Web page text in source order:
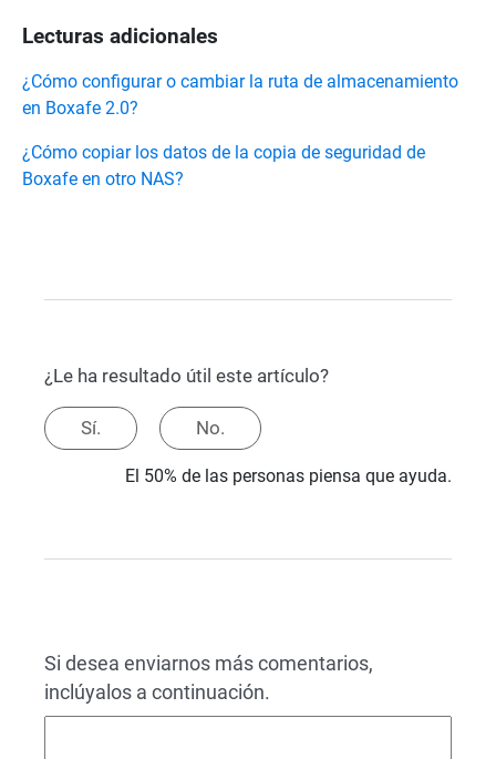
Lecturas adicionales
¿Cómo configurar o cambiar la ruta de almacenamiento
en Boxafe 2.0?
¿Cómo copiar los datos de la copia de seguridad de
Boxafe en otro NAS?
¿Le ha resultado útil este artículo?
Sí. No.
El 50% de las personas piensa que ayuda.
Si desea enviarnos más comentarios,
inclúyalos a continuación.